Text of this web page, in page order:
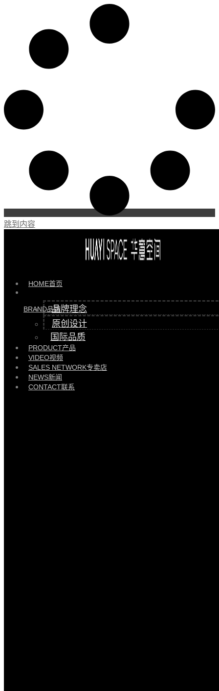
跳到内容
HOME首页
BRAND品牌
品牌理念
原创设计
国际品质
PRODUCT产品
VIDEO视频
SALES NETWORK专卖店
NEWS新闻
CONTACT联系